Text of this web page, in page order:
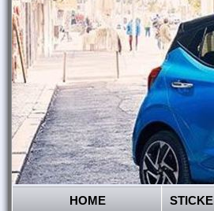
HOME